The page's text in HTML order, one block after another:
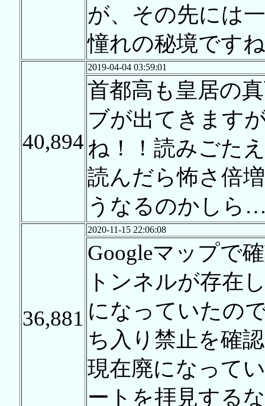
が、その先には
憧れの秘境です
40,894
2019-04-04 03:59:01
首都高も皇居の
ブが出てきます
ね！！読みごた
読んだら怖さ倍
うなるのかしら
36,881
2020-11-15 22:06:08
Googleマップで
トンネルが存在
になっていたの
ち入り禁止を確
現在廃になって
ートを拝見する